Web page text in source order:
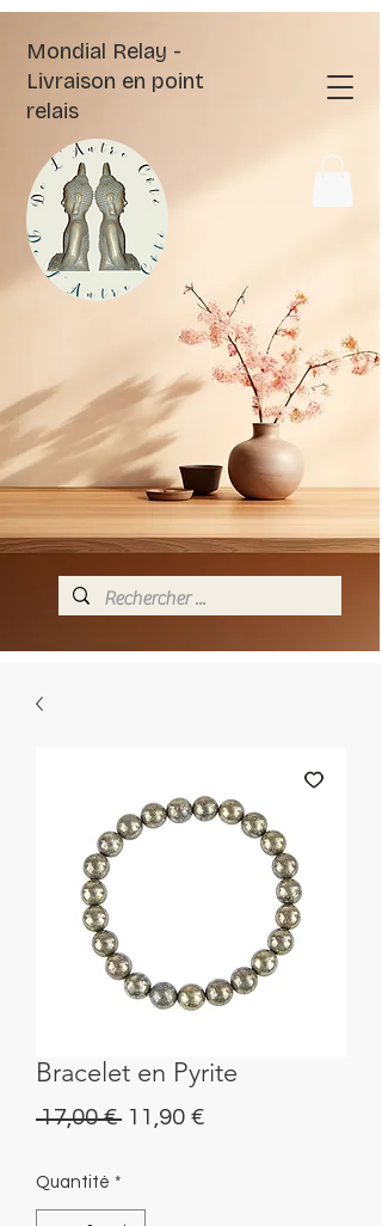
Mondial Relay -
Livraison en point
relais
Bracelet en Pyrite
17,00 € Prix
11,90 €Prix
Quantité *